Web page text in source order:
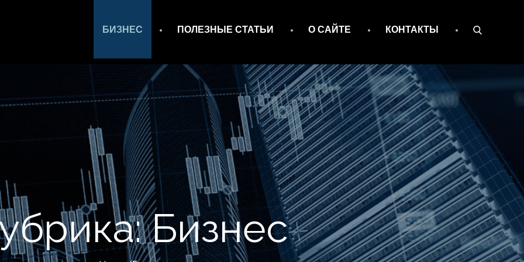
БИЗНЕС ПОЛЕЗНЫЕ СТАТЬИ О САЙТЕ КОНТАКТЫ
Бизнес